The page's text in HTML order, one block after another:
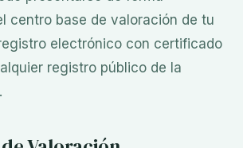
centro base de valoración de tu
electrónico con certificado
registro público de la